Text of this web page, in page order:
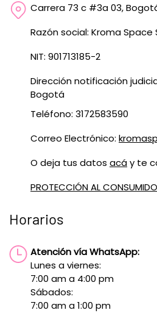
Carrera 73 c #3a 03,
Razón social: Kroma Space
NIT: 901713185-2
Dirección notificación
Bogotá
Teléfono: 3172583590
Correo Electrónico:
O deja tus datos acáy te
PROTECCIÓN AL
Horarios
Atención vía WhatsApp:
Lunes a viernes:
7:00 am a 4:00 pm
Sábados:
7:00 am a 1:00 pm